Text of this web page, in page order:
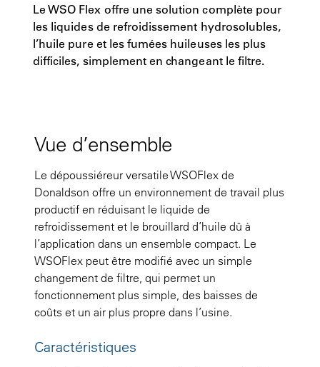
Le WSO Flex offre une solution complète pour
les liquides de refroidissement hydrosolubles,
l’huile pure et les fumées huileuses les plus
difficiles, simplement en changeant le filtre.
Vue d’ensemble
Le dépoussiéreur versatile WSOFlex de
Donaldson offre un environnement de travail plus
productif en réduisant le liquide de
refroidissement et le brouillard d’huile dû à
l’application dans un ensemble compact. Le
WSOFlex peut être modifié avec un simple
changement de filtre, qui permet un
fonctionnement plus simple, des baisses de
coûts et un air plus propre dans l’usine.
Caractéristiques